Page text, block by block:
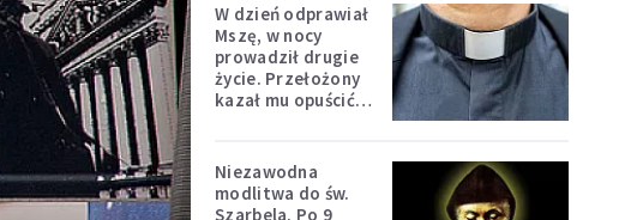
W dzień odprawiał
Mszę, w nocy
prowadził drugie
życie. Przełożony
kazał mu opuścić
Niezawodna
modlitwa do św.
Szarbela. Po 9